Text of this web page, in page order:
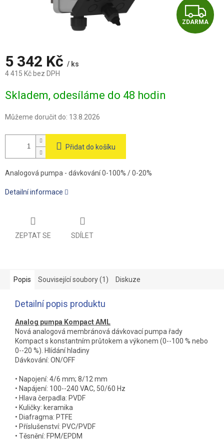
Z
D
ZDARMA
5 342 Kč / ks
4 415 Kč bez DPH
cena:
Skladem, odesíláme do 48 hodin
Můžeme doručit do: 13.8.2026
Přidat do košíku
Analogová pumpa - dávkování 0-100% / 0-20%
Detailní informace
ZEPTAT SE SDÍLET
Popis Související soubory (1) Diskuze
Detailní popis produktu
Analog pumpa Kompact AML
Nová analogová membránová dávkovací pumpa řady
Kompact s konstantním průtokem a výkonem (0--100 % nebo
0--20 %). Hlídání hladiny
Dávkování: ON/OFF
• Napojení: 4/6 mm; 8/12 mm
• Napájení: 100--240 VAC, 50/60 Hz
• Hlava čerpadla: PVDF
• Kuličky: keramika
• Diafragma: PTFE
• Příslušenství: PVC/PVDF
• Těsnění: FPM/EPDM